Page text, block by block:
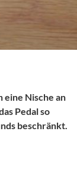
Nische an
Pedal so
beschränkt.